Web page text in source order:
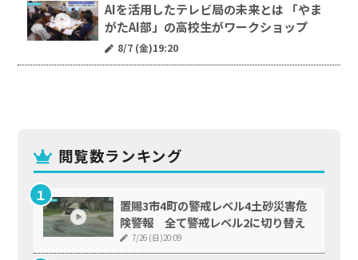
閲覧数ランキング
置賜3市4町の警戒レベル4土砂災害危
険警報 全て警戒レベル2に切り替え
7/26 (日)20:09
AIを活用したテレビ局の未来とは 「やま
がたAI部」の高校生がワークショップ
8/7 (金)19:20